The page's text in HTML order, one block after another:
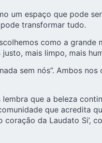
um espaço que pode
transformar tudo.
como a grande
mais limpo, mais
sem nós”. Ambos
que a beleza
que acredita
da Laudato Si’,